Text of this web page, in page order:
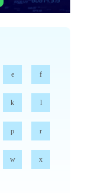
e f
k l
p r
w x